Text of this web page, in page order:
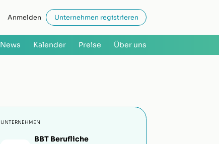
Anmelden Unternehmen registrieren
News Kalender Preise Über uns
UNTERNEHMEN
BBT Berufliche